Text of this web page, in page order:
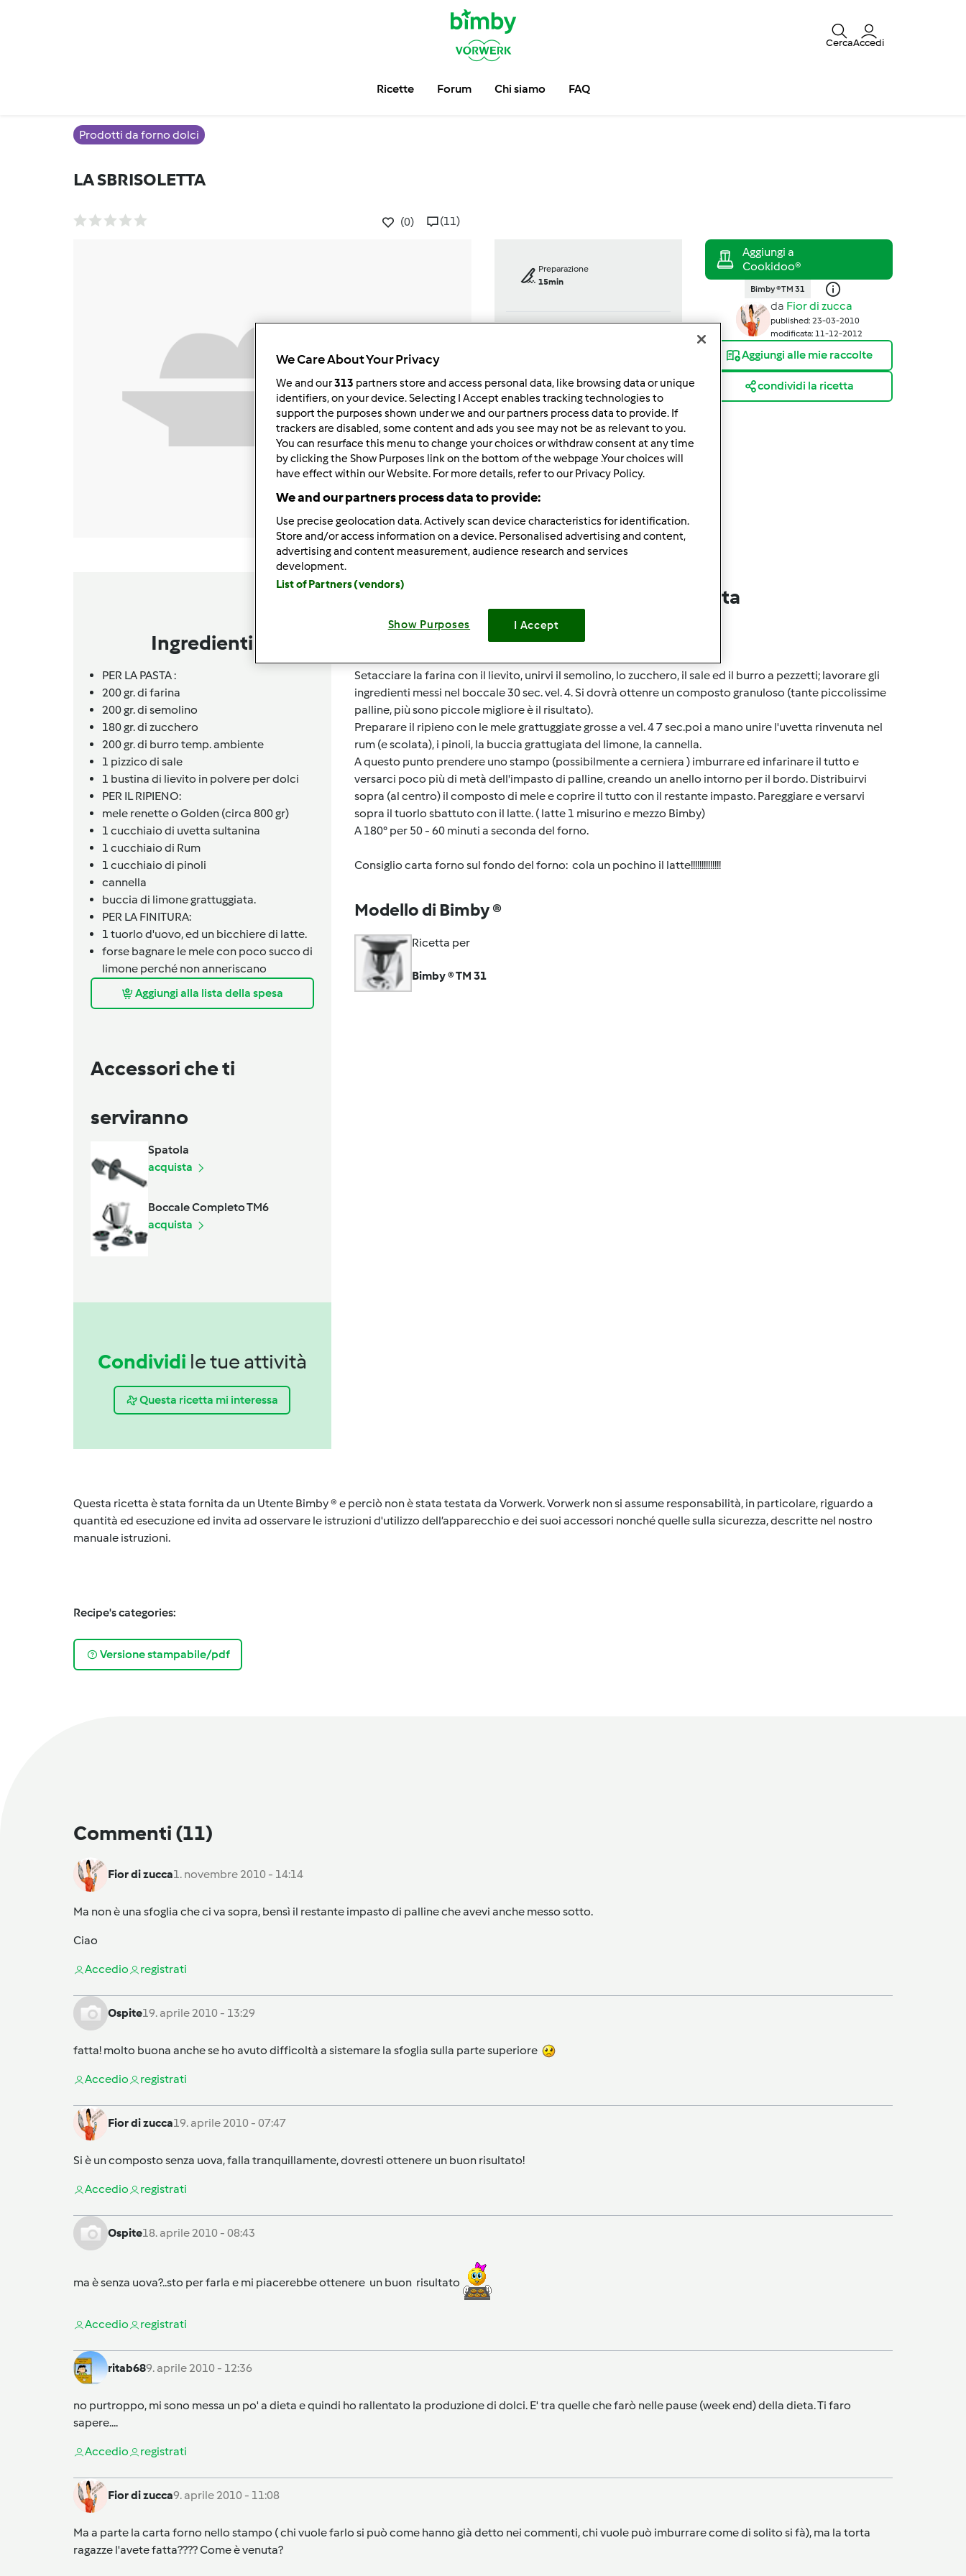
CercaAccedi
Ricette Forum Chi siamo FAQ
Prodotti da forno dolci
LA SBRISOLETTA
(0) (11)
Preparazione
15min
porzione/porzioni
----
--
Bimby ® TM 31
da Fior di zucca
published: 23-03-2010
modificata: 11-12-2012
Aggiungi alle mie raccolte
condividi la ricetta
Ingredienti
PER LA PASTA :
200 gr. di farina
200 gr. di semolino
180 gr. di zucchero
200 gr. di burro temp. ambiente
1 pizzico di sale
1 bustina di lievito in polvere per dolci
PER IL RIPIENO:
mele renette o Golden (circa 800 gr)
1 cucchiaio di uvetta sultanina
1 cucchiaio di Rum
1 cucchiaio di pinoli
cannella
buccia di limone grattuggiata.
PER LA FINITURA:
1 tuorlo d'uovo,ed un bicchiere di latte.
forse bagnare le mele con poco succo di
limone perché non anneriscano
Aggiungi alla lista della spesa
Accessori che ti
serviranno
Spatola
acquista
Boccale Completo TM6
acquista
Condividi le tue attività
Questa ricetta mi interessa
Preparazione della ricetta
Procedimento:
Setacciare la farina con il lievito, unirvi il semolino, lo zucchero, il sale ed il burro a pezzetti; lavorare gli
ingredienti messi nel boccale 30 sec. vel. 4. Si dovrà ottenre un composto granuloso (tante piccolissime
palline, più sono piccole migliore è il risultato).
Preparare il ripieno con le mele grattuggiate grosse a vel. 4 7 sec.poi a mano unire l'uvetta rinvenuta nel
rum (e scolata), i pinoli, la buccia grattugiata del limone, la cannella.
A questo punto prendere uno stampo (possibilmente a cerniera ) imburrare ed infarinare il tutto e
versarci poco più di metà dell'impasto di palline, creando un anello intorno per il bordo. Distribuirvi
sopra (al centro) il composto di mele e coprire il tutto con il restante impasto. Pareggiare e versarvi
sopra il tuorlo sbattuto con il latte. ( latte 1 misurino e mezzo Bimby)
A 180° per 50 - 60 minuti a seconda del forno.
Consiglio carta forno sul fondo del forno: cola un pochino il latte!!!!!!!!!!!!!!
Modello di Bimby ®
Ricetta per
Bimby ® TM 31
Questa ricetta è stata fornita da un Utente Bimby ® e perciò non è stata testata da Vorwerk. Vorwerk non si assume responsabilità, in particolare, riguardo a
quantità ed esecuzione ed invita ad osservare le istruzioni d'utilizzo dell’apparecchio e dei suoi accessori nonché quelle sulla sicurezza, descritte nel nostro
manuale istruzioni.
Recipe's categories:
Versione stampabile/pdf
Commenti (11)
Fior di zucca1. novembre 2010 - 14:14
Ma non è una sfoglia che ci va sopra, bensì il restante impasto di palline che avevi anche messo sotto.
Ciao
Accedio registrati
Ospite19. aprile 2010 - 13:29
fatta! molto buona anche se ho avuto difficoltà a sistemare la sfoglia sulla parte superiore
Accedio registrati
Fior di zucca19. aprile 2010 - 07:47
Si è un composto senza uova, falla tranquillamente, dovresti ottenere un buon risultato!
Accedio registrati
Ospite18. aprile 2010 - 08:43
ma è senza uova?..sto per farla e mi piacerebbe ottenere un buon risultato
Accedio registrati
ritab689. aprile 2010 - 12:36
no purtroppo, mi sono messa un po' a dieta e quindi ho rallentato la produzione di dolci. E' tra quelle che farò nelle pause (week end) della dieta. Ti faro
sapere....
Accedio registrati
Fior di zucca9. aprile 2010 - 11:08
Ma a parte la carta forno nello stampo ( chi vuole farlo si può come hanno già detto nei commenti, chi vuole può imburrare come di solito si fà), ma la torta
ragazze l'avete fatta???? Come è venuta?
We Care About Your Privacy
We and our313 partners store and access personal data, like browsing data or unique
identifiers, on your device. Selecting I Accept enables tracking technologies to
support the purposes shown under we and our partners process data to provide. If
trackers are disabled, some content and ads you see may not be as relevant to you.
You can resurface this menu to change your choices or withdraw consent at any time
by clicking the Show Purposes link on the bottom of the webpage .Your choices will
have effect within our Website. For more details, refer to our Privacy Policy.
We and our partners process data to provide:
Use precise geolocation data. Actively scan device characteristics for identification.
Store and/or access information on a device. Personalised advertising and content,
advertising and content measurement, audience research and services
development.
List of Partners (vendors)
Show Purposes I Accept